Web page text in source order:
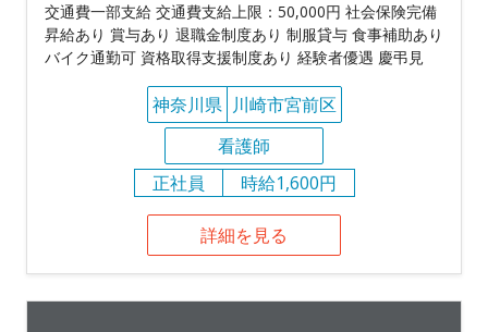
交通費一部支給 交通費支給上限：50,000円 社会保険完備
昇給あり 賞与あり 退職金制度あり 制服貸与 食事補助あり
バイク通勤可 資格取得支援制度あり 経験者優遇 慶弔見
神奈川県 川崎市宮前区
看護師
正社員
時給1,600円
詳細を見る